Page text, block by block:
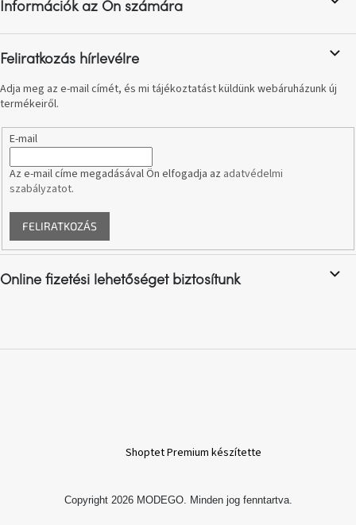
utalványok
Formwood
kollekció
Most
nyári
hullámon
Fedezze
fel
Kis
é
c
Információk az Ön számára
Feliratkozás hírlevélre
Adja meg az e-mail címét, és mi tájékoztatást küldünk webáruházunk új
termékeiről.
E-mail
Az e-mail címe megadásával Ön elfogadja az adatvédelmi
szabályzatot.
FELIRATKOZÁS
Online fizetési lehetőséget biztosítunk
Shoptet Premium készítette
Copyright 2026 MODEGO. Minden jog fenntartva.